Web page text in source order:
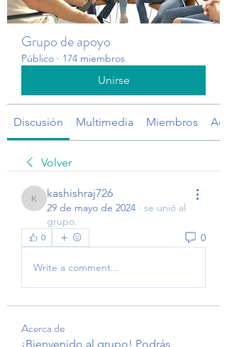
Grupo de apoyo
Público · 174 miembros
Unirse
Discusión Multimedia Miembros
Volver
kashishraj726
kashishraj726
29 de mayo de 2024 · se unió al
grupo.
0 0
Write a comment...
Acerca de
¡Bienvenido al grupo! Podrás